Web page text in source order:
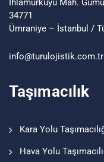
Ihlamurkuyu Mah.
34771
Ümraniye – İstanbul /
info@turu lojistik.com.tr
Taşımacılık
Kara Yolu
Hava Yolu